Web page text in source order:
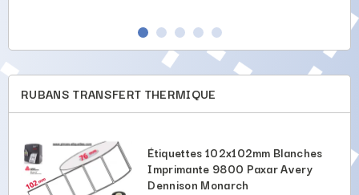
RUBANS TRANSFERT THERMIQUE
Étiquettes 102x102mm Blanches
Imprimante 9800 Paxar Avery
Dennison Monarch